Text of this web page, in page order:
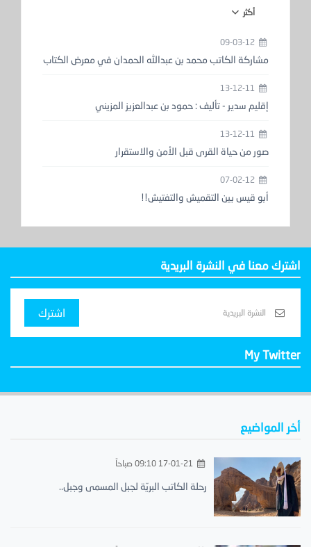
أكثر
مشاركة الكاتب محمد بن عبدالله الحمدان في معرض الكتاب
إقليم سدير - تأليف : حمود بن عبدالعزيز المزيني
صور من حياة القرى قبل الأمن والاستقرار
أبو قيس بين التقميش والتفتيش!!
اشترك معنا في النشرة البريدية
اشترك
My Twitter
أخر المواضيع
17-01-21 09:10 صباحاً
رحلة الكاتب البريّة لجبل المسمى وجبل..